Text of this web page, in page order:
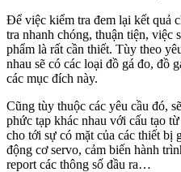
Để việc kiểm tra đem lại kết quả
tra nhanh chóng, thuận tiện, việc
phẩm là rất cần thiết. Tùy theo
nhau sẽ có các loại đồ gá đo, đồ
các mục đích này.
Cũng tùy thuộc các yêu cầu đó,
phức tạp khác nhau với cấu tạo
cho tới sự có mặt của các thiết bị
động cơ servo, cảm biến hành
report các thông số đầu ra…